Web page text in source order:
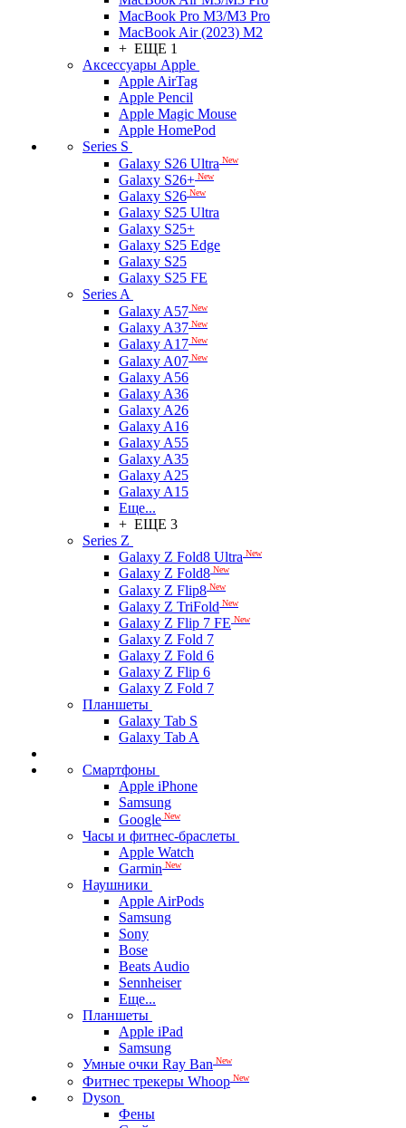
MacBook Pro M3/M3 Pro
MacBook Air (2023) M2
+ ЕЩЕ 1
Аксессуары Apple
Apple AirTag
Apple Pencil
Apple Magic Mouse
Apple HomePod
Series S
Galaxy S26 Ultra New
Galaxy S26+ New
Galaxy S26 New
Galaxy S25 Ultra
Galaxy S25+
Galaxy S25 Edge
Galaxy S25
Galaxy S25 FE
Series A
Galaxy A57 New
Galaxy A37 New
Galaxy A17 New
Galaxy A07 New
Galaxy A56
Galaxy A36
Galaxy A26
Galaxy A16
Galaxy A55
Galaxy A35
Galaxy A25
Galaxy A15
Еще...
+ ЕЩЕ 3
Series Z
Galaxy Z Fold8 Ultra New
Galaxy Z Fold8 New
Galaxy Z Flip8 New
Galaxy Z TriFold New
Galaxy Z Flip 7 FE New
Galaxy Z Fold 7
Galaxy Z Fold 6
Galaxy Z Flip 6
Galaxy Z Fold 7
Планшеты
Galaxy Tab S
Galaxy Tab A
Смартфоны
Apple iPhone
Samsung
Google New
Часы и фитнес-браслеты
Apple Watch
Garmin New
Наушники
Apple AirPods
Samsung
Sony
Bose
Beats Audio
Sennheiser
Еще...
Планшеты
Apple iPad
Samsung
Умные очки Ray Ban New
Фитнес трекеры Whoop New
Dyson
Фены